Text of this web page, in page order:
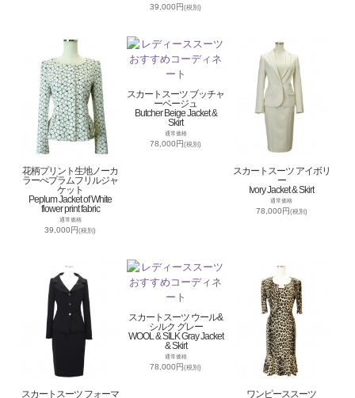
39,000円(税別)
花柄プリント生地ノーカ
ラーぺプラムフリルジャ
ケット
Peplum Jacket of White
flower print fabric
通常価格
39,000円(税別)
スカートスーツ ブッチャ
ーベージュ
Butcher Beige Jacket &
Skirt
通常価格
78,000円(税別)
スカートスーツ アイボリ
ー
Ivory Jacket & Skirt
通常価格
78,000円(税別)
スカートスーツ フォーマ
スカートスーツ ウール&
シルク グレー
WOOL & SILK Gray Jacket
& Skirt
通常価格
78,000円(税別)
ワンピーススーツ